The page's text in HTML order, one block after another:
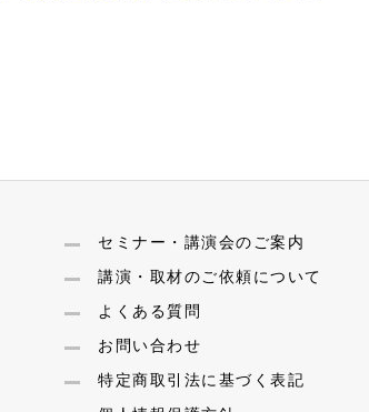
セミナー・講演会のご案内
講演・取材のご依頼について
よくある質問
お問い合わせ
特定商取引法に基づく表記